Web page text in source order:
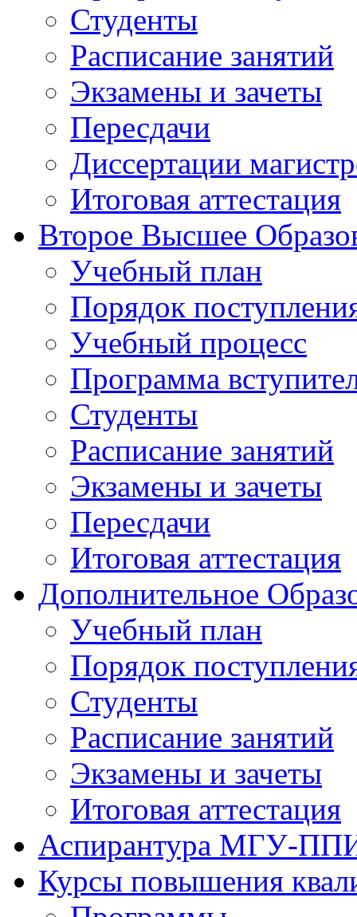
Студенты
Расписание занятий
Экзамены и зачеты
Пересдачи
Диссертации
Итоговая аттестация
Второе Высшее
Учебный план
Порядок
Учебный процесс
Программа
Студенты
Расписание занятий
Экзамены и зачеты
Пересдачи
Итоговая аттестация
Дополнительное
Учебный план
Порядок
Студенты
Расписание занятий
Экзамены и зачеты
Итоговая аттестация
Аспирантура МГУ-
Курсы повышения